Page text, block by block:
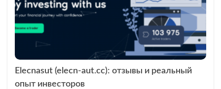
Elecnasut (elecn-aut.cc): отзывы и реальный
опыт инвесторов